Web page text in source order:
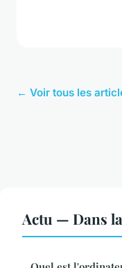
← Voir tous les
Actu — Dans